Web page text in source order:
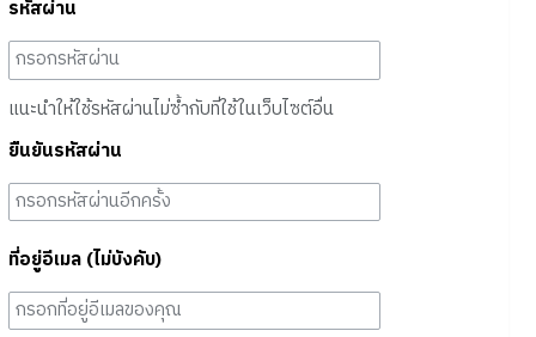
รหัสผ่าน
แนะนำให้ใช้รหัสผ่านไม่ซ้ำกับที่ใช้ในเว็บไซต์อื่น
ยืนยันรหัสผ่าน
ที่อยู่อีเมล (ไม่บังคับ)